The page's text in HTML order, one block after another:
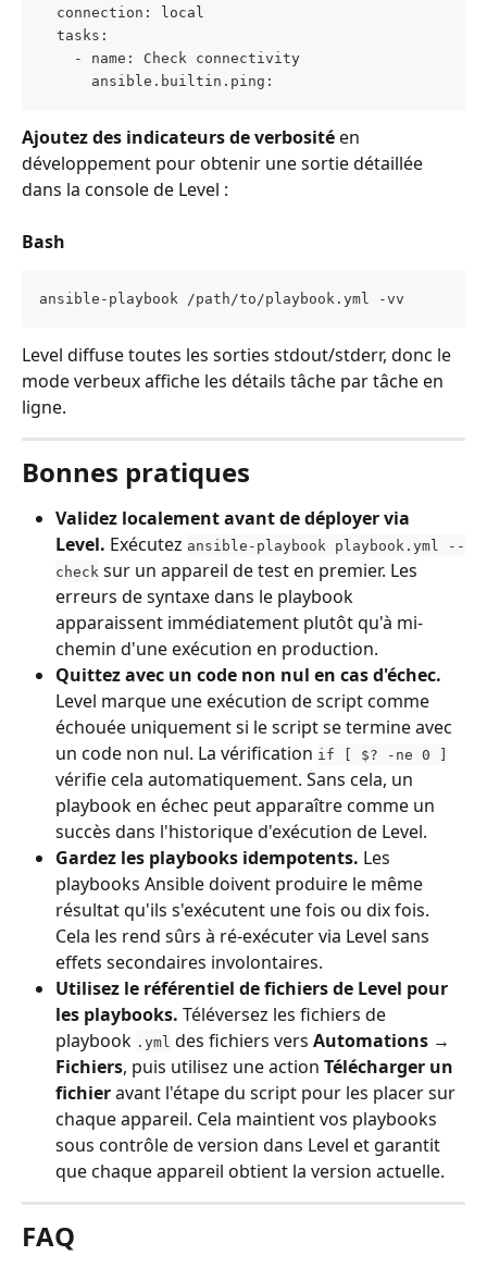
  connection: local
  tasks:
    - name: Check connectivity
      ansible.builtin.ping:
Ajoutez des indicateurs de verbosité en
développement pour obtenir une sortie détaillée
dans la console de Level :
Bash
ansible-playbook /path/to/playbook.yml -vv
Level diffuse toutes les sorties stdout/stderr, donc le
mode verbeux affiche les détails tâche par tâche en
ligne.
Bonnes pratiques
Validez localement avant de déployer via
Level. Exécutez ansible-playbook playbook.yml --
check sur un appareil de test en premier. Les
erreurs de syntaxe dans le playbook
apparaissent immédiatement plutôt qu'à mi-
chemin d'une exécution en production.
Quittez avec un code non nul en cas d'échec.
Level marque une exécution de script comme
échouée uniquement si le script se termine avec
un code non nul. La vérification if [ $? -ne 0 ]
vérifie cela automatiquement. Sans cela, un
playbook en échec peut apparaître comme un
succès dans l'historique d'exécution de Level.
Gardez les playbooks idempotents. Les
playbooks Ansible doivent produire le même
résultat qu'ils s'exécutent une fois ou dix fois.
Cela les rend sûrs à ré-exécuter via Level sans
effets secondaires involontaires.
Utilisez le référentiel de fichiers de Level pour
les playbooks. Téléversez les fichiers de
playbook .yml des fichiers vers Automations →
Fichiers, puis utilisez une action Télécharger un
fichier avant l'étape du script pour les placer sur
chaque appareil. Cela maintient vos playbooks
sous contrôle de version dans Level et garantit
que chaque appareil obtient la version actuelle.
FAQ